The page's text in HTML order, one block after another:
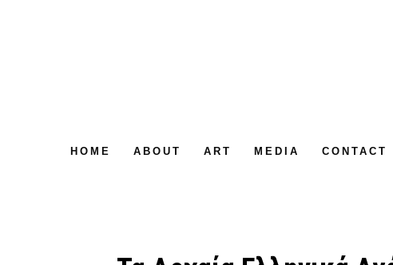
HOME ABOUT ART MEDIA CONTACT